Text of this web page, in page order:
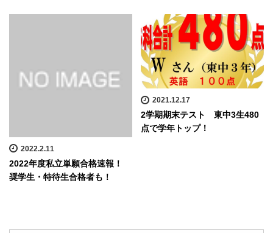
2022.2.11
2022年度私立単願合格速報！
奨学生・特待生合格者も！
2021.12.17
2学期期末テスト 東中3生480
点で学年トップ！